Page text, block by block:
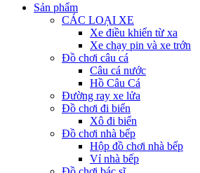
Sản phẩm
CÁC LOẠI XE
Xe điều khiển từ xa
Xe chạy pin và xe trớn
Đồ chơi câu cá
Câu cá nước
Hồ Câu Cá
Đường ray xe lửa
Đồ chơi đi biển
Xô đi biển
Đồ chơi nhà bếp
Hộp đồ chơi nhà bếp
Vỉ nhà bếp